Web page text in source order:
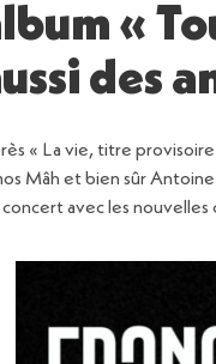
«
des
« La vie, titre
Mâh et bien sûr
concert avec les nouvelles